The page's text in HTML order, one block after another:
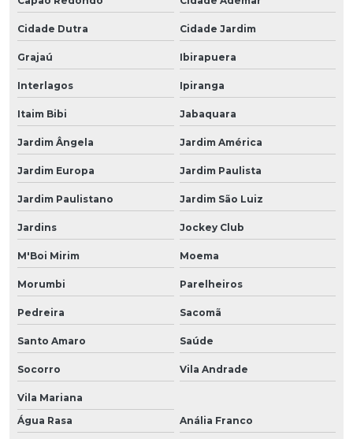
Cidade Dutra Cidade Jardim
Grajaú Ibirapuera
Interlagos Ipiranga
Itaim Bibi Jabaquara
Jardim Ângela Jardim América
Jardim Europa Jardim Paulista
Jardim Paulistano Jardim São Luiz
Jardins Jockey Club
M'Boi Mirim Moema
Morumbi Parelheiros
Pedreira Sacomã
Santo Amaro Saúde
Socorro Vila Andrade
Vila Mariana
Água Rasa
Anália Franco